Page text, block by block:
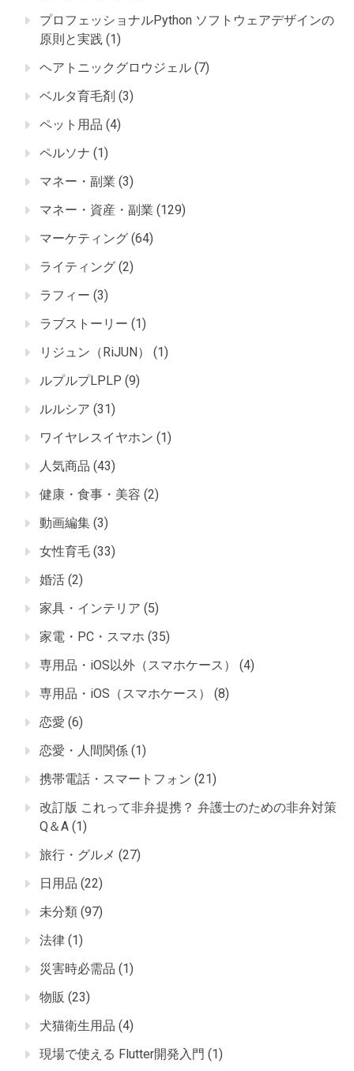
プロフェッショナルPython ソフトウェアデザインの
原則と実践 (1)
ヘアトニックグロウジェル (7)
ベルタ育毛剤 (3)
ペット用品 (4)
ペルソナ (1)
マネー・副業 (3)
マネー・資産・副業 (129)
マーケティング (64)
ライティング (2)
ラフィー (3)
ラブストーリー (1)
リジュン（RiJUN）
(1)
ルプルプLPLP (9)
ルルシア (31)
ワイヤレスイヤホン (1)
人気商品 (43)
健康・食事・美容 (2)
動画編集 (3)
女性育毛 (33)
婚活 (2)
家具・インテリア (5)
家電・PC・スマホ (35)
専用品・iOS以外（スマホケース）
(4)
専用品・iOS（スマホケース）
(8)
恋愛 (6)
恋愛・人間関係 (1)
携帯電話・スマートフォン (21)
改訂版 これって非弁提携？ 弁護士のための非弁対策
Q＆A (1)
旅行・グルメ (27)
日用品 (22)
未分類 (97)
法律 (1)
災害時必需品 (1)
物販 (23)
犬猫衛生用品 (4)
現場で使える Flutter開発入門 (1)